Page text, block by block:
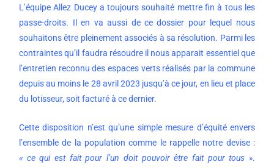
L’équipe Allez Ducey a toujours souhaité mettre fin à tous les
passe-droits. Il en va aussi de ce dossier pour lequel nous
souhaitons être pleinement associés à sa résolution. Parmi les
contraintes qu’il faudra résoudre il nous apparait essentiel que
l’entretien reconnu des espaces verts réalisés par la commune
depuis au moins le 28 avril 2023 jusqu’à ce jour, en lieu et place
du lotisseur, soit facturé à ce dernier.
Cette disposition n’est qu’une simple mesure d’équité envers
l’ensemble de la population comme le rappelle notre devise :
« ce qui est fait pour l’un doit pouvoir être fait pour tous ».